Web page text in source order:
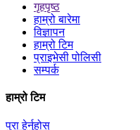
गृहपृष्ठ
हाम्रो बारेमा
विज्ञापन
हाम्रो टिम
प्राइभेसी पोलिसी
सम्पर्क
हाम्रो टिम
पुरा हेर्नुहोस्